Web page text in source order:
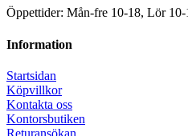
Öppettider: Mån-fre 10-18, Lör 10-
Information
Startsidan
Köpvillkor
Kontakta oss
Kontorsbutiken
Returansökan